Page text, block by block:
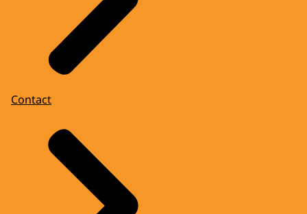
Contact